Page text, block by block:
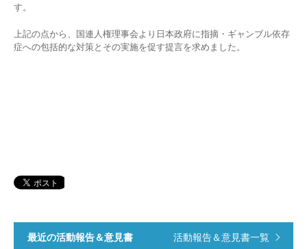
す。
上記の点から、国連人権理事会より日本政府に指摘・ギャンブル依存
症への包括的な対策とその実施を促す提言を求めました。
最近の活動報告＆意見書 活動報告＆意見書一覧